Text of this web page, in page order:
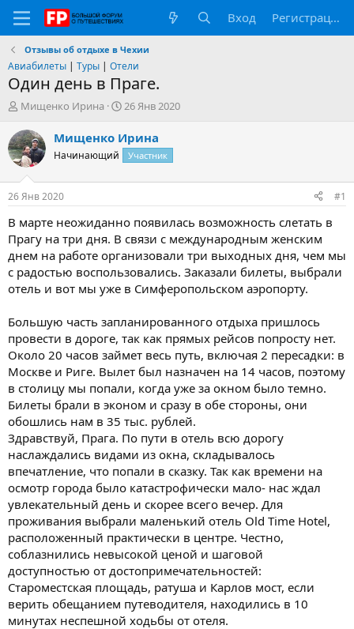
Вход Регистрация
Отзывы об отдыхе в Чехии
Авиабилеты | Туры | Отели
Один день в Праге.
А
т
о
р
т
е
м
ы
Мищенко Ирина
Д
т
а
н
а
л
26 Янв 2020
Мищенко Ирина
Начинающий Участник
26 Янв 2020 #1
В марте неожиданно появилась возможность слетать в
Прагу на три дня. В связи с международным женским
днем на работе организовали три выходных дня, чем мы
с радостью воспользовались. Заказали билеты, выбрали
отель и вот мы уже в Симферопольском аэропорту.
Большую часть запланированного отдыха пришлось
провести в дороге, так как прямых рейсов попросту нет.
Около 20 часов займет весь путь, включая 2 пересадки: в
Москве и Риге. Вылет был назначен на 14 часов, поэтому
в столицу мы попали, когда уже за окном было темно.
Билеты брали в эконом и сразу в обе стороны, они
обошлись нам в 35 тыс. рублей.
Здравствуй, Прага. По пути в отель всю дорогу
наслаждались видами из окна, складывалось
впечатление, что попали в сказку. Так как времени на
осмотр города было катастрофически мало- нас ждал
увлекательный день и скорее всего вечер. Для
проживания выбрали маленький отель Old Time Hotel,
расположенный практически в центре. Честно,
соблазнились невысокой ценой и шаговой
доступностью от достопримечательностей:
Староместская площадь, ратуша и Карлов мост, если
верить обещанием путеводителя, находились в 10
минутах неспешной ходьбы от отеля.